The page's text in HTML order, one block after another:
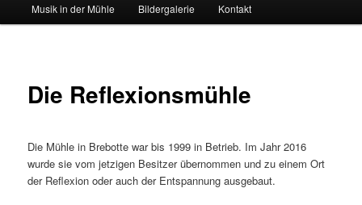
Musik in der Mühle Bildergalerie Kontakt
Die Reflexionsmühle
Die Mühle in Brebotte war bis 1999 in Betrieb. Im Jahr 2016
wurde sie vom jetzigen Besitzer übernommen und zu einem Ort
der Reflexion oder auch der Entspannung ausgebaut.